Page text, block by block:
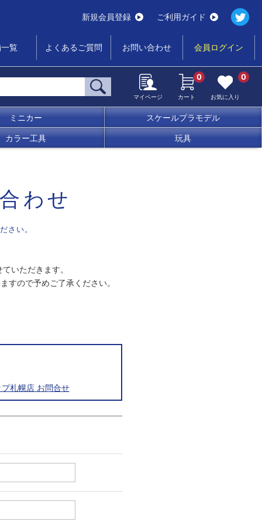
新規会員登録 ご利用ガイド
覧 よくあるご質問 お問い合わせ 会員ログイン
マイページ カート
0
お気に入り
0
ミニカー スケールプラモデル
カラー工具 玩具
わせ
さい。
いただきます。
すので予めご了承ください。
札幌店 お問合せ